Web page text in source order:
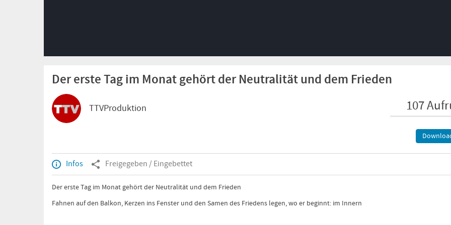
Der erste Tag im Monat gehört der Neutralität und dem Frieden
TTVProduktion 107
Infos Freigegeben / Eingebettet
Der erste Tag im Monat gehört der Neutralität und dem Frieden
Fahnen auf den Balkon, Kerzen ins Fenster und den Samen des Friedens legen, wo er beginnt: im Innern